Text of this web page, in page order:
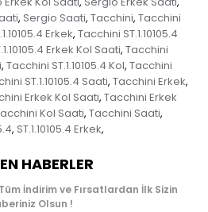
, Sergio Saati, Tacchini, Tacchini
Erkek, Tacchini ST.1.10105.4
Erkek Kol Saati, Tacchini
, Tacchini ST.1.10105.4 Kol, Tacchini
ST.1.10105.4 Saati, Tacchini Erkek,
Erkek Kol Saati, Tacchini Erkek
Kol Saati, Tacchini Saati,
, ST.1.10105.4 Erkek,
HABERLER
İndirim ve Fırsatlardan İlk Sizin
Olsun !